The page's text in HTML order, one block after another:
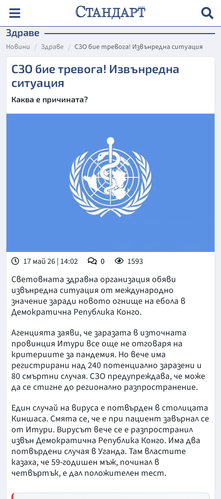
Здраве
Новини Здраве СЗО бие тревога! Извънредна ситуация
СЗО бие тревога! Извънредна
ситуация
Каква е причината?
17 май 26 | 14:02 0 1593
Световната здравна организация обяви
извънредна ситуация от международно
значение заради новото огнище на ебола в
Демократична Република Конго.
Агенцията заяви, че заразата в източната
провинция Итури все още не отговаря на
критериите за пандемия. Но вече има
регистрирани над 240 потенциално заразени и
80 смъртни случая. СЗО предупреждава, че може
да се стигне до регионално разпространение.
Един случай на вируса е потвърден в столицата
Киншаса. Смята се, че е при пациент завърнал се
от Итури. Вирусът вече се е разпространил
извън Демократична Република Конго. Има два
потвърдени случая в Уганда. Там властите
казаха, че 59-годишен мъж, починал в
четвъртък, е дал положителен тест.